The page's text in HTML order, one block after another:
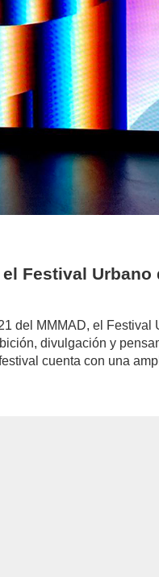
Festival Urbano
del MMMAD, el Festival
divulgación y
cuenta con una